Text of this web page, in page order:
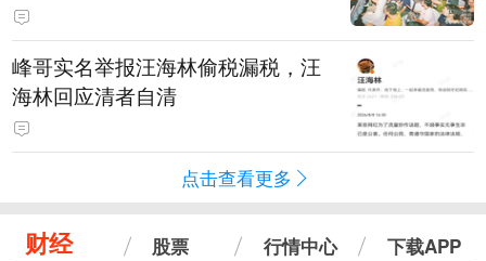
峰哥实名举报汪海林偷税漏税，汪
海林回应清者自清
点击查看更多
财经 股票 行情中心 下载APP